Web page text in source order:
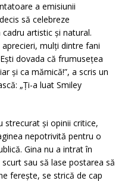
a emisiunii
să celebreze
artistic și natural.
mulți dintre fani
dovada că frumusețea
și ca mămică!”, a scris un
„Ți-a luat Smiley
strecurat și opinii critice,
nepotrivită pentru o
Gina nu a intrat în
sau să lase postarea să
ferește, se strică de cap